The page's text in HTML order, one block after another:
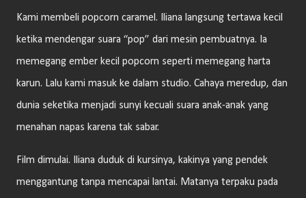
Kami membeli popcorn caramel. Iliana langsung tertawa kecil
ketika mendengar suara “pop” dari mesin pembuatnya. Ia
memegang ember kecil popcorn seperti memegang harta
karun. Lalu kami masuk ke dalam studio. Cahaya meredup, dan
dunia seketika menjadi sunyi kecuali suara anak-anak yang
menahan napas karena tak sabar.
Film dimulai. Iliana duduk di kursinya, kakinya yang pendek
menggantung tanpa mencapai lantai. Matanya terpaku pada